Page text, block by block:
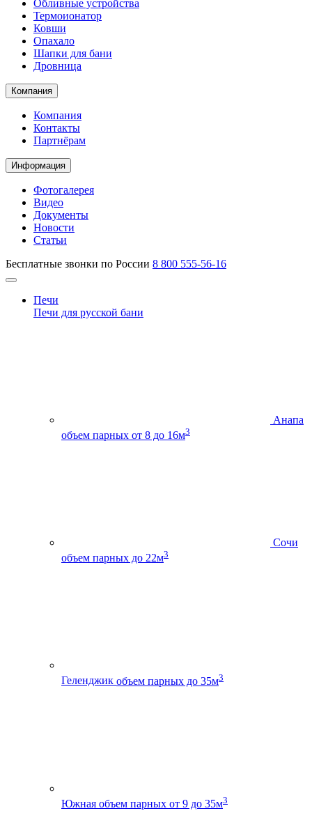
Обливные устройства
Термоионатор
Ковши
Опахало
Шапки для бани
Дровница
Компания
Компания
Контакты
Партнёрам
Информация
Фотогалерея
Видео
Документы
Новости
Статьи
Бесплатные звонки по России 8 800 555-56-16
Печи
Печи для русской бани
Анапа
объем парных от 8 до 16м3
Сочи
объем парных до 22м3
Геленджик объем парных до 35м3
Южная объем парных от 9 до 35м3